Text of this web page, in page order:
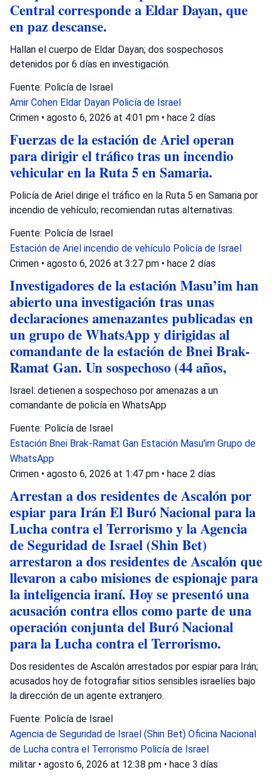
Central corresponde a Eldar Dayan, que
en paz descanse.
Hallan el cuerpo de Eldar Dayan; dos sospechosos
detenidos por 6 días en investigación.
Fuente: Policía de Israel
Amir Cohen Eldar Dayan Policía de Israel
Crimen • agosto 6, 2026 at 4:01 pm • hace 2 días
Fuerzas de la estación de Ariel operan
para dirigir el tráfico tras un incendio
vehicular en la Ruta 5 en Samaria.
Policía de Ariel dirige el tráfico en la Ruta 5 en Samaria por
incendio de vehículo; recomiendan rutas alternativas.
Fuente: Policía de Israel
Estación de Ariel incendio de vehículo Policía de Israel
Crimen • agosto 6, 2026 at 3:27 pm • hace 2 días
Investigadores de la estación Masu’im han
abierto una investigación tras unas
declaraciones amenazantes publicadas en
un grupo de WhatsApp y dirigidas al
comandante de la estación de Bnei Brak-
Ramat Gan. Un sospechoso (44 años,
Israel: detienen a sospechoso por amenazas a un
comandante de policía en WhatsApp
Fuente: Policía de Israel
Estación Bnei Brak-Ramat Gan Estación Masu'im Grupo de
WhatsApp
Crimen • agosto 6, 2026 at 1:47 pm • hace 2 días
Arrestan a dos residentes de Ascalón por
espiar para Irán El Buró Nacional para la
Lucha contra el Terrorismo y la Agencia
de Seguridad de Israel (Shin Bet)
arrestaron a dos residentes de Ascalón que
llevaron a cabo misiones de espionaje para
la inteligencia iraní. Hoy se presentó una
acusación contra ellos como parte de una
operación conjunta del Buró Nacional
para la Lucha contra el Terrorismo.
Dos residentes de Ascalón arrestados por espiar para Irán;
acusados hoy de fotografiar sitios sensibles israelíes bajo
la dirección de un agente extranjero.
Fuente: Policía de Israel
Agencia de Seguridad de Israel (Shin Bet) Oficina Nacional
de Lucha contra el Terrorismo Policía de Israel
militar • agosto 6, 2026 at 12:38 pm • hace 3 días